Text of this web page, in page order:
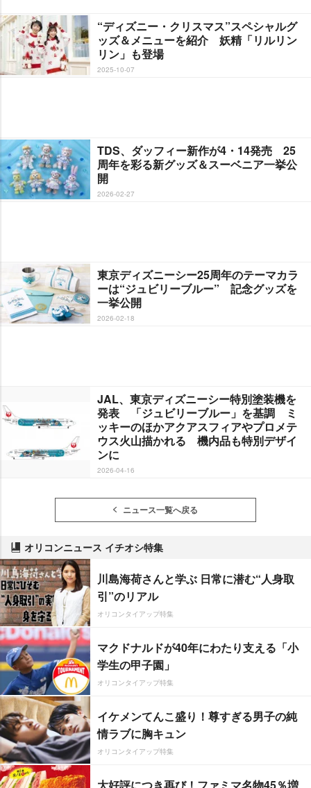
“ディズニー・クリスマス”スペシャルグ
ッズ＆メニューを紹介 妖精「リルリン
リン」も登場
2025-10-07
TDS、ダッフィー新作が4・14発売 25
周年を彩る新グッズ＆スーベニア一挙公
開
2026-02-27
東京ディズニーシー25周年のテーマカラ
ーは“ジュビリーブルー” 記念グッズを
一挙公開
2026-02-18
JAL、東京ディズニーシー特別塗装機を
発表 「ジュビリーブルー」を基調 ミ
ッキーのほかアクアスフィアやプロメテ
ウス火山描かれる 機内品も特別デザイ
ンに
2026-04-16
ニュース一覧へ戻る
オリコンニュース イチオシ特集
川島海荷さんと学ぶ 日常に潜む“人身取
引”のリアル
オリコンタイアップ特集
マクドナルドが40年にわたり支える「小
学生の甲子園」
オリコンタイアップ特集
イケメンてんこ盛り！尊すぎる男子の純
情ラブに胸キュン
オリコンタイアップ特集
大好評につき再び！ファミマ名物45％増